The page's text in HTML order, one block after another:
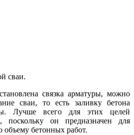
сваи.
связка арматуры, можно
сваи, то есть заливку бетона
Лучше всего для этих целей
поскольку он предназначен для
объему бетонных работ.